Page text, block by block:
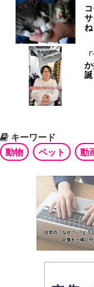
キーワード
動物
ペット 動